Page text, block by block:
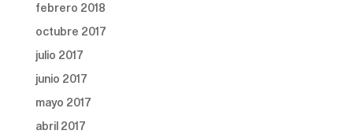
febrero 2018
octubre 2017
julio 2017
junio 2017
mayo 2017
abril 2017